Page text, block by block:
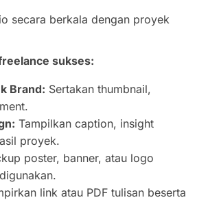
secara berkala dengan proyek
sukses:
Brand: Sertakan thumbnail,
Tampilkan caption, insight
proyek.
poster, banner, atau logo
link atau PDF tulisan beserta